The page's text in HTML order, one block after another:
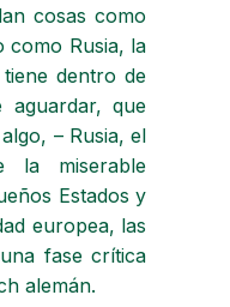
cosas como
como Rusia, la
dentro de
aguardar, que
– Rusia, el
la miserable
Estados y
europea, las
fase crítica
alemán.